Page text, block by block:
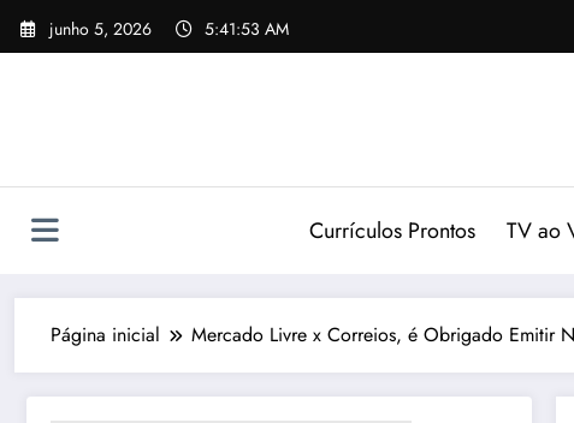
Pular
para
junho 5, 2026 5:41:54 AM
Currículos Prontos TV ao
Página inicial Mercado Livre x Correios, é Obrigado Emitir